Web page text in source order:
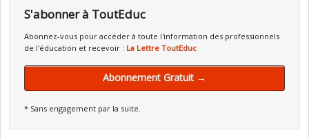
S'abonner à ToutEduc
Abonnez-vous pour accéder à toute l'information des professionnels
de l'éducation et recevoir : La Lettre ToutEduc
Abonnement Gratuit →
* Sans engagement par la suite.